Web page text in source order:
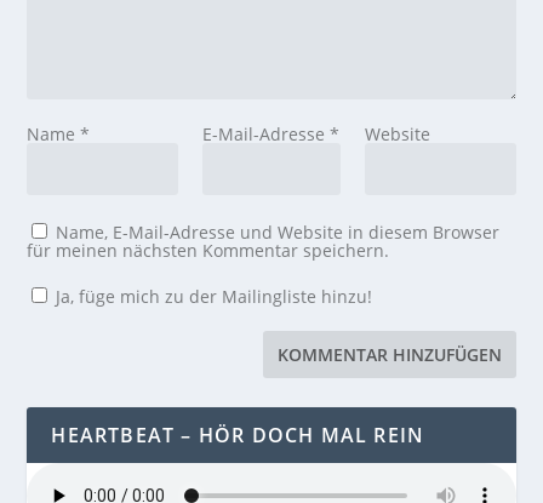
Name* E-Mail-Adresse * Website
Name, E-Mail-Adresse und Website in diesem Browser
für meinen nächsten Kommentar speichern.
Ja, füge mich zu der Mailingliste hinzu!
HEARTBEAT – HÖR DOCH MAL REIN